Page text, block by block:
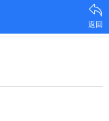
返回